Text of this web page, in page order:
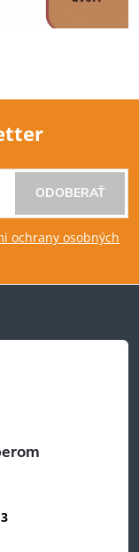
ochrany osobných
ODOBERAŤ